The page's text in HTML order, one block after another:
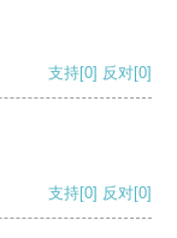
支持[0] 反对[0]
支持[0] 反对[0]